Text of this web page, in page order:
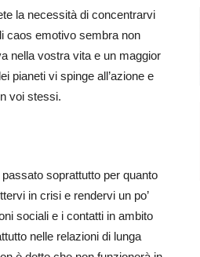
la necessità di concentrarvi
caos emotivo sembra non
nella vostra vita e un maggior
pianeti vi spinge all’azione e
voi stessi.
soprattutto per quanto
in crisi e rendervi un po’
sociali e i contatti in ambito
nelle relazioni di lunga